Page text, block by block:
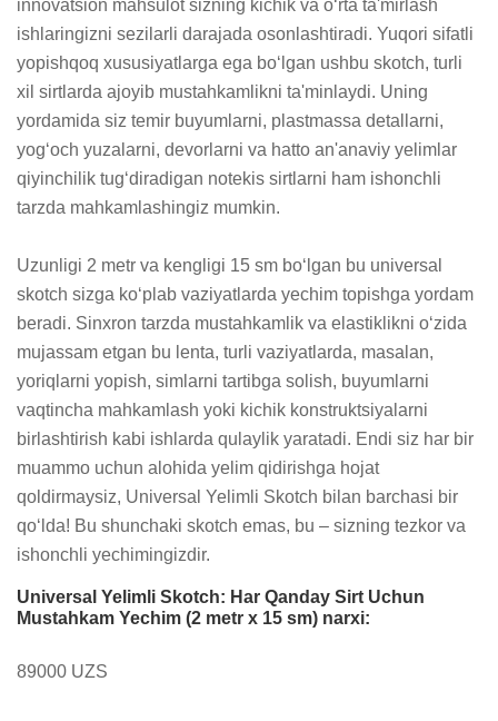
innovatsion mahsulot sizning kichik va o‘rta ta'mirlash
ishlaringizni sezilarli darajada osonlashtiradi. Yuqori sifatli
yopishqoq xususiyatlarga ega bo‘lgan ushbu skotch, turli
xil sirtlarda ajoyib mustahkamlikni ta'minlaydi. Uning
yordamida siz temir buyumlarni, plastmassa detallarni,
yog‘och yuzalarni, devorlarni va hatto an'anaviy yelimlar
qiyinchilik tug‘diradigan notekis sirtlarni ham ishonchli
tarzda mahkamlashingiz mumkin.
Uzunligi 2 metr va kengligi 15 sm bo‘lgan bu universal
skotch sizga ko‘plab vaziyatlarda yechim topishga yordam
beradi. Sinxron tarzda mustahkamlik va elastiklikni o‘zida
mujassam etgan bu lenta, turli vaziyatlarda, masalan,
yoriqlarni yopish, simlarni tartibga solish, buyumlarni
vaqtincha mahkamlash yoki kichik konstruktsiyalarni
birlashtirish kabi ishlarda qulaylik yaratadi. Endi siz har bir
muammo uchun alohida yelim qidirishga hojat
qoldirmaysiz, Universal Yelimli Skotch bilan barchasi bir
qo‘lda! Bu shunchaki skotch emas, bu – sizning tezkor va
ishonchli yechimingizdir.
Universal Yelimli Skotch: Har Qanday Sirt Uchun
Mustahkam Yechim (2 metr x 15 sm) narxi:
89000 UZS